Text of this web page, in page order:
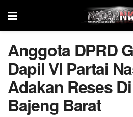
Anggota DPRD
Dapil VI Partai
Adakan Reses
Bajeng Barat